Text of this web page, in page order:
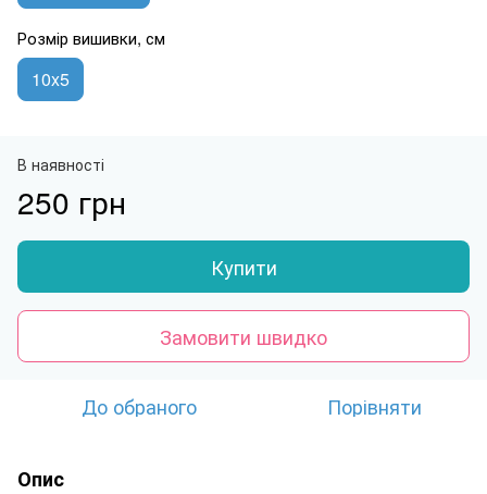
Розмір вишивки, см
10x5
В наявності
250 грн
Купити
Замовити швидко
До обраного Порівняти
Опис